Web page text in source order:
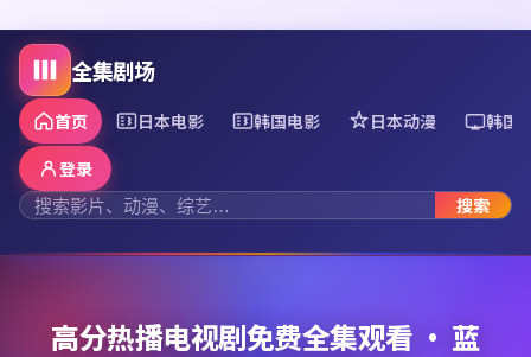
全集剧场
首页 日本电影 韩国电影 日本动漫 韩国
搜索
登录
高分热播电视剧免费全集观看 · 蓝